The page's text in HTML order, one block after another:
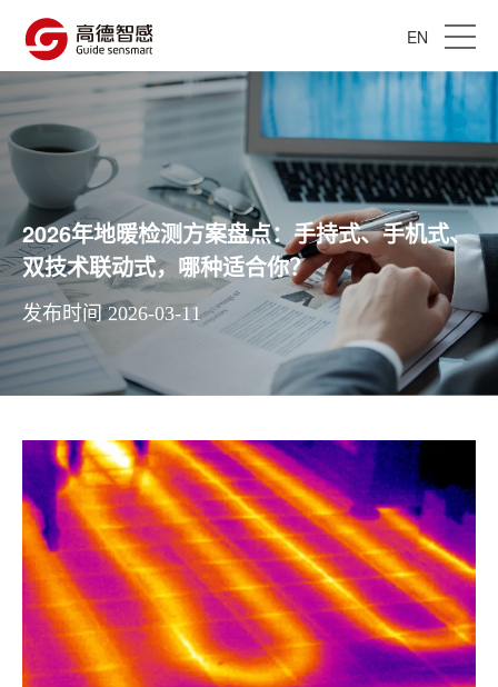
EN
2026年地暖检测方案盘点：手持式、手机式、
双技术联动式，哪种适合你？
发布时间 2026-03-11